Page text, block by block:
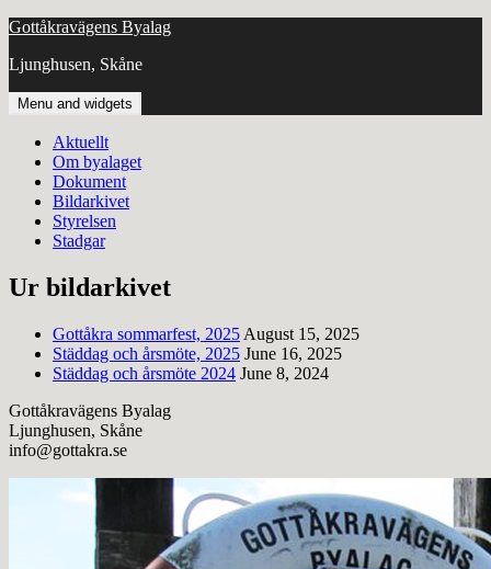
Skip
content
Gottåkravägens Byalag
Ljunghusen, Skåne
Menu and widgets
Aktuellt
Om byalaget
Dokument
Bildarkivet
Styrelsen
Stadgar
Ur bildarkivet
Gottåkra sommarfest, 2025 August 15, 2025
Städdag och årsmöte, 2025 June 16, 2025
Städdag och årsmöte 2024 June 8, 2024
Gottåkravägens Byalag
Ljunghusen, Skåne
info@gottakra.se